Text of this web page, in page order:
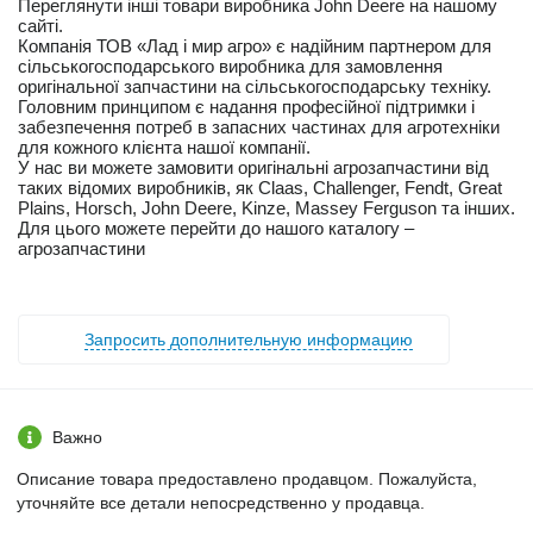
Переглянути інші товари виробника John Deere на нашому
сайті.
Компанія ТОВ «Лад і мир агро» є надійним партнером для
сільськогосподарського виробника для замовлення
оригінальної запчастини на сільськогосподарську техніку.
Головним принципом є надання професійної підтримки і
забезпечення потреб в запасних частинах для агротехніки
для кожного клієнта нашої компанії.
У нас ви можете замовити оригінальні агрозапчастини від
таких відомих виробників, як Claas, Challenger, Fendt, Great
Plains, Horsch, John Deere, Kinze, Massey Ferguson та інших.
Для цього можете перейти до нашого каталогу –
агрозапчастини
Запросить дополнительную информацию
Важно
Описание товара предоставлено продавцом. Пожалуйста,
уточняйте все детали непосредственно у продавца.